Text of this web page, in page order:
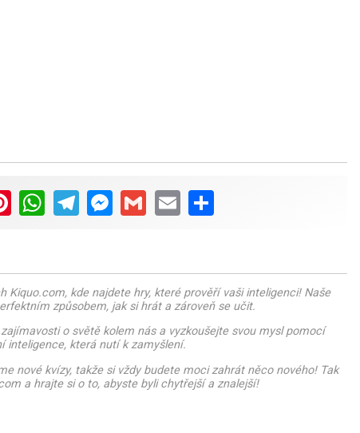
PinterestWhatsAppTelegramMessenger
Gmail Email
Kiquo.com, kde najdete hry, které prověří vaši inteligenci! Naše
způsobem, jak si hrát a zároveň se učit.
o světě kolem nás a vyzkoušejte svou mysl pomocí
inteligence, která nutí k zamyšlení.
nové kvízy, takže si vždy budete moci zahrát něco nového! Tak
a hrajte si o to, abyste byli chytřejší a znalejší!